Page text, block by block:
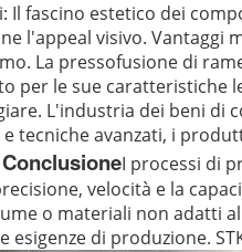
Il fascino estetico dei
l'appeal visivo. Vantaggi
La pressofusione di
per le sue caratteristiche
L'industria dei beni di
tecniche avanzati, i
ConclusioneI processi di
velocità e la
o materiali non adatti
di produzione.